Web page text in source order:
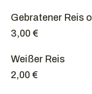
Gebratener Reis
3,00 €
Weißer Reis
2,00 €